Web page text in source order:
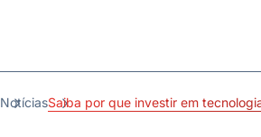
NotíciasSaiba por que investir em